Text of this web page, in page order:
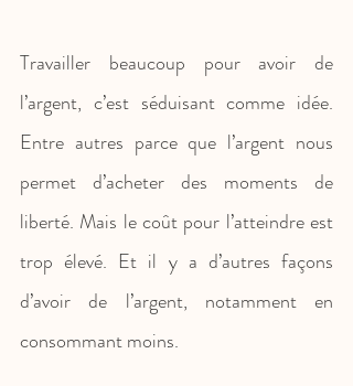
Travailler beaucoup pour avoir de
l’argent, c’est séduisant comme idée.
Entre autres parce que l’argent nous
permet d’acheter des moments de
liberté. Mais le coût pour l’atteindre est
trop élevé. Et il y a d’autres façons
d’avoir de l’argent, notamment en
consommant moins.